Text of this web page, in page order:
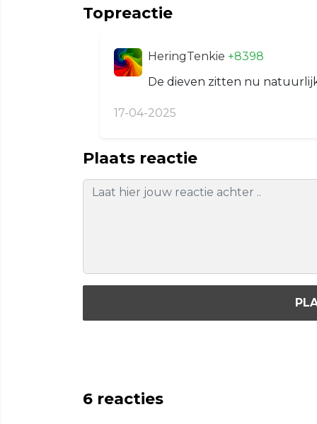
Topreactie
HeringTenkie +8398
De dieven zitten nu
17-04-2025
Plaats reactie
6 reacties